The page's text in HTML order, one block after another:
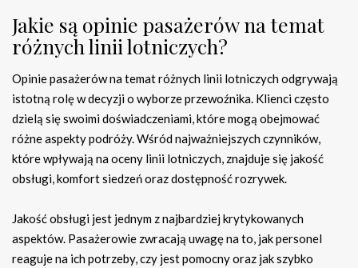
Jakie są opinie pasażerów na temat
różnych linii lotniczych?
Opinie pasażerów na temat różnych linii lotniczych odgrywają
istotną rolę w decyzji o wyborze przewoźnika. Klienci często
dzielą się swoimi doświadczeniami, które mogą obejmować
różne aspekty podróży. Wśród najważniejszych czynników,
które wpływają na oceny linii lotniczych, znajduje się jakość
obsługi, komfort siedzeń oraz dostępność rozrywek.
Jakość obsługi jest jednym z najbardziej krytykowanych
aspektów. Pasażerowie zwracają uwagę na to, jak personel
reaguje na ich potrzeby, czy jest pomocny oraz jak szybko